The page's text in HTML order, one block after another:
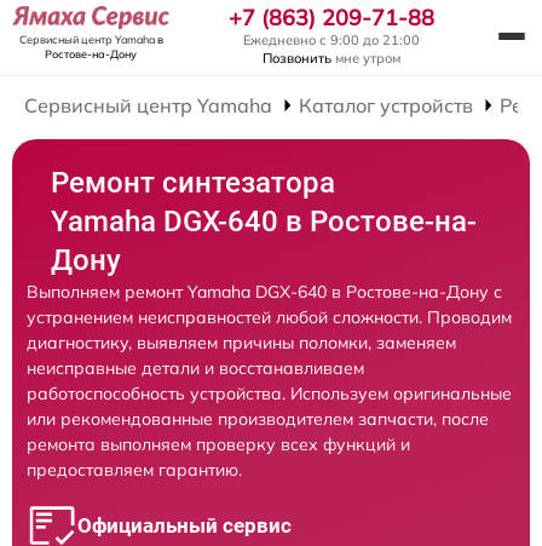
Сервисный центр Yamahaв
Ростове-на-Дону
+7 (863) 209-71-88
Ежедневно с 9:00 до 21:00
Позвонить мне утром
Сервисный центр Yamaha Каталог устройств
Ремонт синтезатора
Yamaha DGX-640 в Ростове-на-
Дону
Выполняем ремонт Yamaha DGX-640 в Ростове-на-Дону с
устранением неисправностей любой сложности. Проводим
диагностику, выявляем причины поломки, заменяем
неисправные детали и восстанавливаем
работоспособность устройства. Используем оригинальные
или рекомендованные производителем запчасти, после
ремонта выполняем проверку всех функций и
предоставляем гарантию.
Официальный сервис